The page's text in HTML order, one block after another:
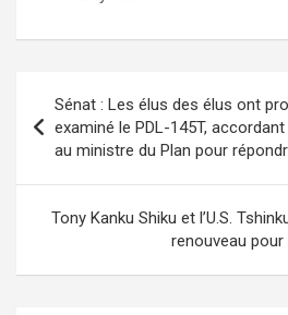
de
l’article
Sénat : Les élus des élus ont
examiné le PDL-145T,
au ministre du Plan pour
Tony Kanku Shiku et l’U.S.
renouveau